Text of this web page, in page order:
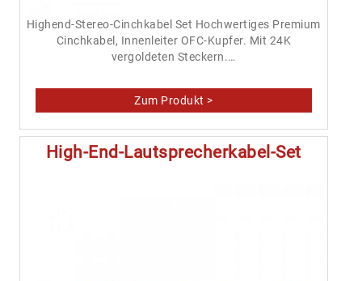
Highend-Stereo-Cinchkabel Set Hochwertiges Premium
Cinchkabel, Innenleiter OFC-Kupfer. Mit 24K
vergoldeten Steckern.…
High-End-Lautsprecherkabel-Set